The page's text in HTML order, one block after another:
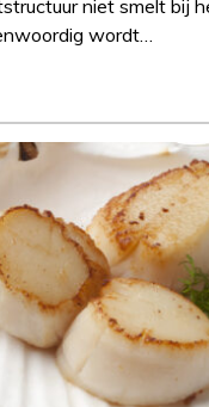
niet smelt bij
wordt…